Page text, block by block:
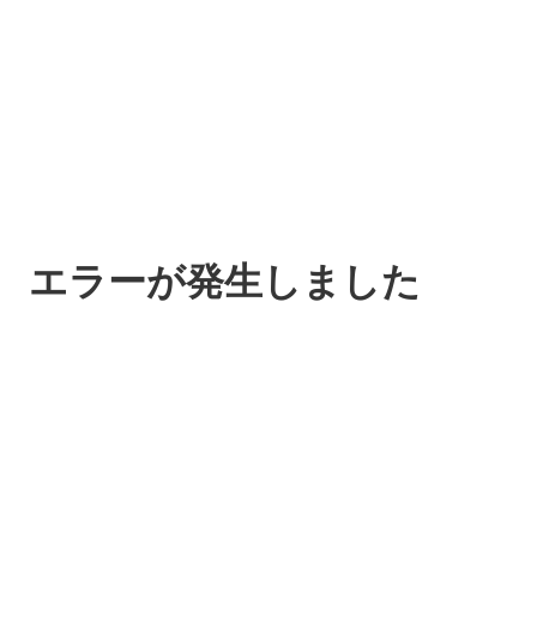
エラーが発生しました